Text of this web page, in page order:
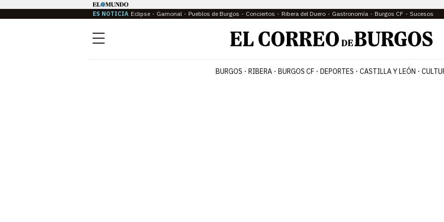
ES NOTICIA Eclipse Gamonal Pueblos de Burgos Conciertos Ribera del Duero Gastronomía Burgos CF Sucesos
Menú
BURGOS RIBERA BURGOS CF DEPORTES CASTILLA Y LEÓN